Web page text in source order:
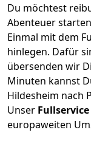
Du möchtest
Abenteuer
Einmal mit dem
hinlegen. Dafür
übersenden wir
Minuten kannst
Hildesheim nach
Unser Fullservice
europaweiten